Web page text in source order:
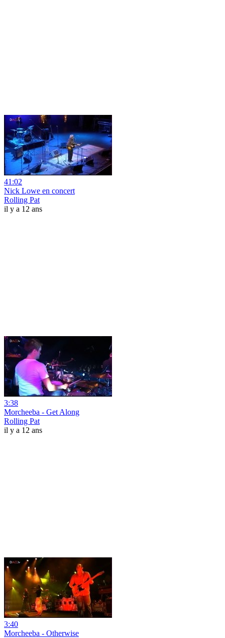
41:02
Nick Lowe en concert
Rolling Pat
il y a 12 ans
3:38
Morcheeba - Get Along
Rolling Pat
il y a 12 ans
3:40
Morcheeba - Otherwise